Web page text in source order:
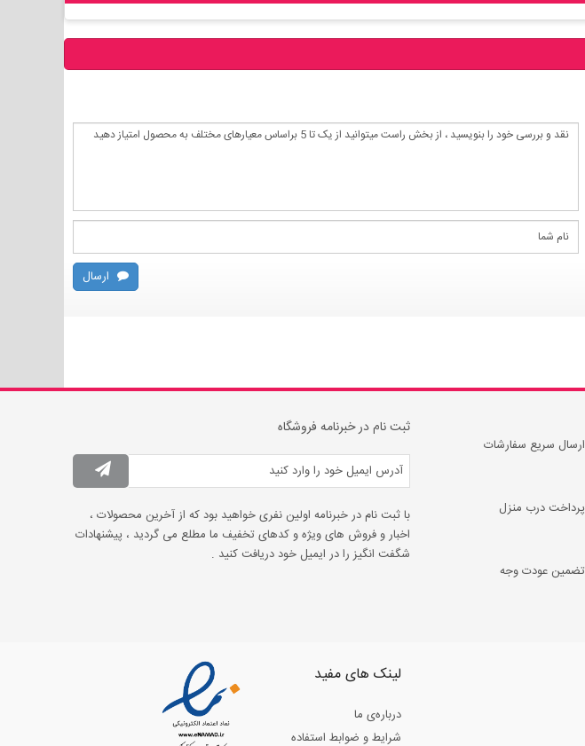
ارسال
ارسال سریع سفارشات
پرداخت درب منزل
تضمین عودت وجه
ثبت نام در خبرنامه فروشگاه
با ثبت نام در خبرنامه اولین نفری خواهید بود که از آخرین محصولات ،
اخبار و فروش های ویژه و کدهای تخفیف ما مطلع می گردید ، پیشنهادات
شگفت انگیز را در ایمیل خود دریافت کنید .
لینک های مفید
درباره‌ی ما
شرایط و ضوابط استفاده